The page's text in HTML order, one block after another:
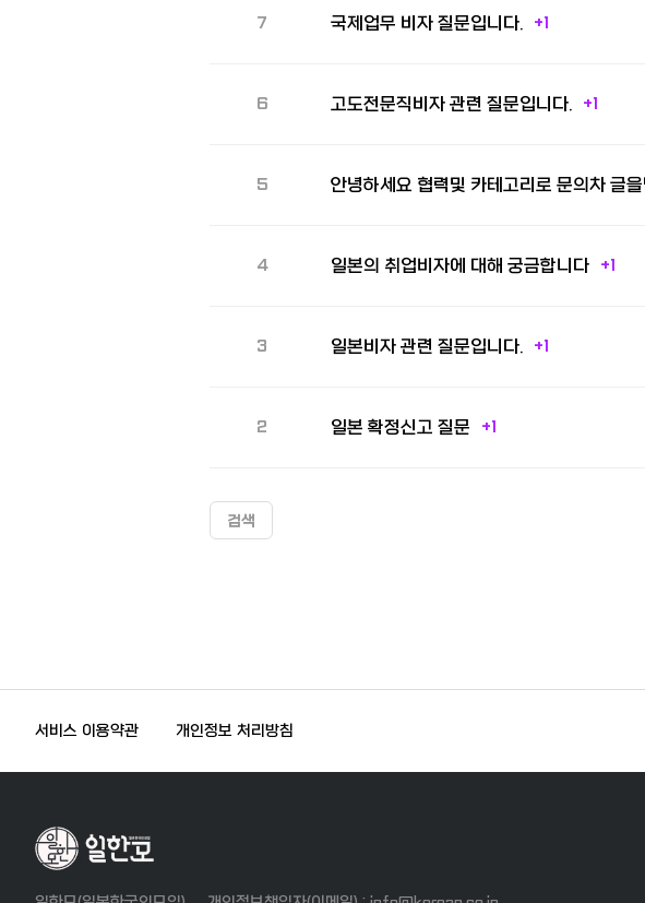
7 국제업무 비자 질문입니다. +1
6 고도전문직비자 관련 질문입니다. +1
5 안녕하세요 협력및 카테고리로 문의차 글
4 일본의 취업비자에 대해 궁금합니다 +1
3 일본비자 관련 질문입니다. +1
2 일본 확정신고 질문 +1
검색
서비스 이용약관 개인정보 처리방침